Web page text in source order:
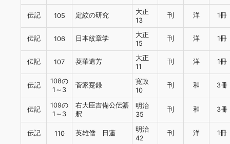
伝記 105 定紋の研究
大正
13
刊 洋 1冊
伝記 106 日本紋章学
大正
15
刊 洋 1冊
伝記 107 菱華遺芳
大正
11
刊 洋 1冊
伝記
108の
1～3
菅家寔録
寛政
10
刊 和 3冊
伝記
109の
1～3
右大臣吉備公伝纂
釈
明治
35
刊 和 3冊
伝記 110 英雄僧 日蓮
明治
42
刊 洋 1冊